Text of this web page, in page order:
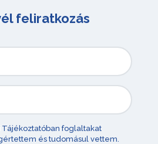
feliratkozás
foglaltakat
és tudomásul vettem.